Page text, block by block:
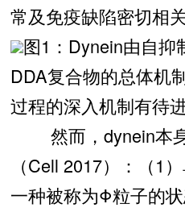
常及免疫缺陷密切相关
图1：Dynein由自
DDA复合物的总体机
过程的深入机制有待
然而，dynein本身
（Cell 2017）：（1
一种被称为Φ粒子的